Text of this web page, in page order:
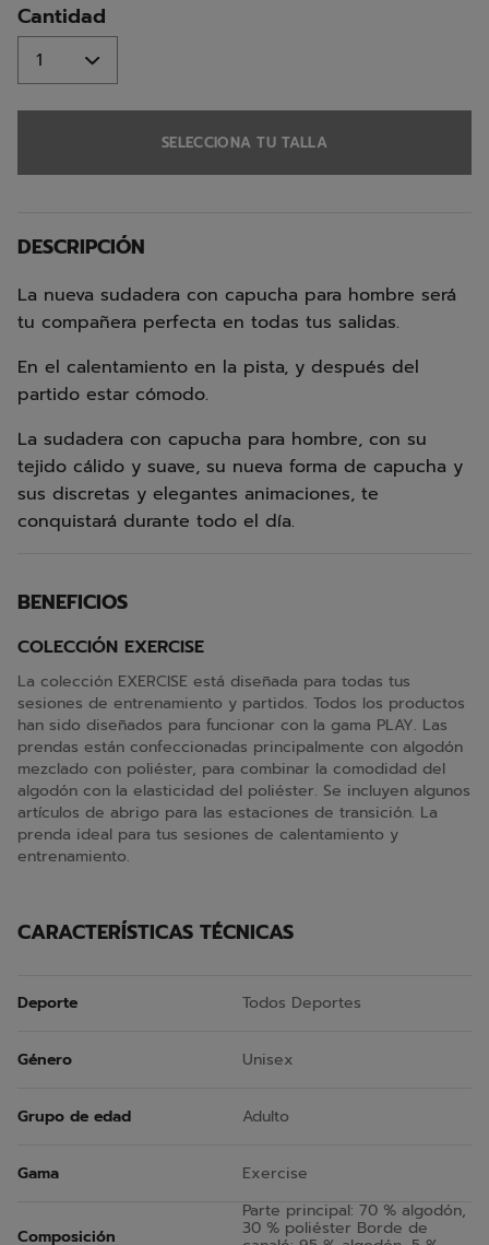
Cantidad
SELECCIONA TU TALLA
DESCRIPCIÓN
La nueva sudadera con capucha para hombre será
tu compañera perfecta en todas tus salidas.
En el calentamiento en la pista, y después del
partido estar cómodo.
La sudadera con capucha para hombre, con su
tejido cálido y suave, su nueva forma de capucha y
sus discretas y elegantes animaciones, te
conquistará durante todo el día.
BENEFICIOS
COLECCIÓN EXERCISE
La colección EXERCISE está diseñada para todas tus
sesiones de entrenamiento y partidos. Todos los productos
han sido diseñados para funcionar con la gama PLAY. Las
prendas están confeccionadas principalmente con algodón
mezclado con poliéster, para combinar la comodidad del
algodón con la elasticidad del poliéster. Se incluyen algunos
artículos de abrigo para las estaciones de transición. La
prenda ideal para tus sesiones de calentamiento y
entrenamiento.
CARACTERÍSTICAS TÉCNICAS
Deporte Todos Deportes
Género Unisex
Grupo de edad Adulto
Gama Exercise
Composición
Parte principal: 70 % algodón,
30 % poliéster Borde de